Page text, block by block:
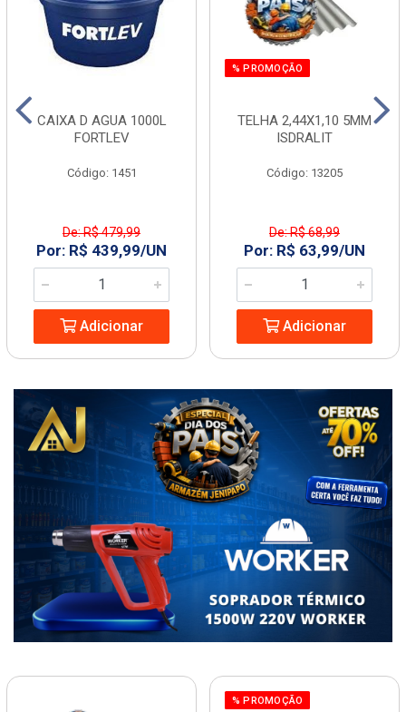
CAIXA D AGUA 1000L
FORTLEV
Código: 1451
De: R$ 479,99
Por: R$ 439,99/UN
Adicionar
% PROMOÇÃO
TELHA 2,44X1,10 5MM
ISDRALIT
Código: 13205
De: R$ 68,99
Por: R$ 63,99/UN
Adicionar
% PROMOÇÃO